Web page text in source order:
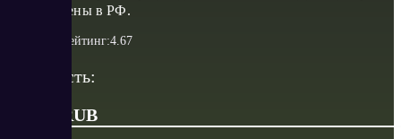
расположены в РФ.
Рейтинг:4.67
Стоимость:
от 174 RUB